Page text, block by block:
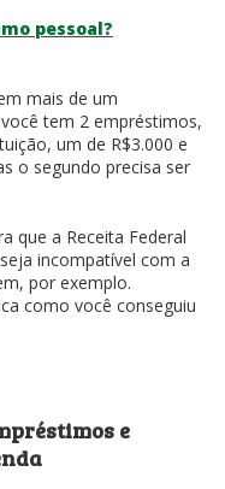
pessoal?
mais de um
tem 2 empréstimos,
um de R$3.000 e
o segundo precisa ser
que a Receita Federal
incompatível com a
por exemplo.
como você conseguiu
e